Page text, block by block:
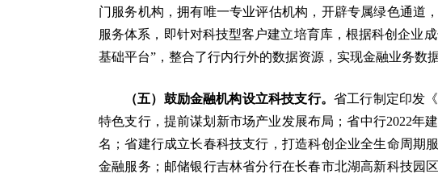
门服务机构，拥有唯一专业评估机构，开辟专属绿色通道
服务体系，即针对科技型客户建立培育库，根据科创企业
基础平台”，整合了行内行外的数据资源，实现金融业务数
（五）鼓励金融机构设立科技支行。 省工行制定印发
特色支行，提前谋划新市场产业发展布局；省中行2022年
名；省建行成立长春科技支行，打造科创企业全生命周期
金融服务；邮储银行吉林省分行在长春市北湖高新科技园